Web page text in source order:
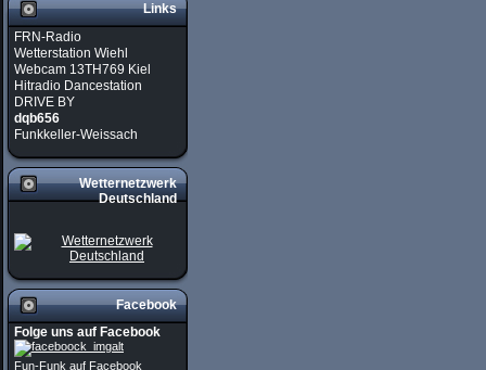
Links
FRN-Radio
Wetterstation Wiehl
Webcam 13TH769 Kiel
Hitradio Dancestation
DRIVE BY
dqb656
Funkkeller-Weissach
Wetternetzwerk
Deutschland
Facebook
Folge uns auf Facebook
Fun-Funk auf Facebook